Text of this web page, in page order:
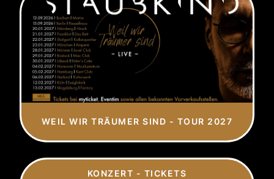
WEIL WIR TRÄUMER SIND - TOUR 2027
KONZERT - TICKETS